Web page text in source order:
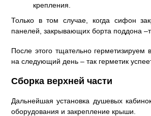
крепления.
Только в том случае, когда сифон
панелей, закрывающих борта поддона
После этого тщательно
на следующий день – так герметик
Сборка верхней части
Дальнейшая установка душевых
оборудования и закрепление крыши.